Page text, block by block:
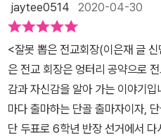
저는 누구나 할 수 있는 시시한 공
가 정말로 치얼스를 초대할 수 있
싶으신 분은 컴퓨터 화면에서 제
오늘 중으로 여러분 앞에 번쩍번쩍
거예요. 📚 책 속에서...“너 같은
고개를 절레절레 흔들면서 중얼거
바라보았다. 그 눈길이 거미줄로
공 금동기 스스로 노력하고 책임지
고요아들에게 반장이나 회장에 출
물어보니나는 안하고싶은데!!!쿨
지만진실됨 성실함 그리고 스스로
기해 볼수있던 중학년 도서였습니
jaytee0514 2020-04-30
<잘못 뽑은 전교회장(이은재 글
은 전교 회장은 엉터리 공약으로
감과 자신감을 알아 가는 이야기입니다. 주인공 김동기는
마다 출마하는 단골 출마자이자,
단 두표로 6학년 반장 선거에서 다시 떨어졌다.